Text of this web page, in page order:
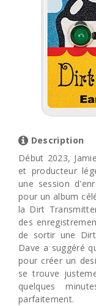
Description
Début 2023,
et producteur
une session
pour un album
la Dirt
des
de sortir une
Dave a suggéré
pour créer un
se trouve
quelques
parfaitement.